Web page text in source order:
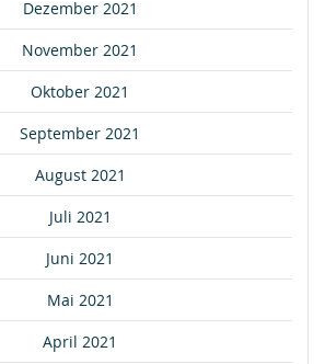
Dezember 2021
November 2021
Oktober 2021
September 2021
August 2021
Juli 2021
Juni 2021
Mai 2021
April 2021